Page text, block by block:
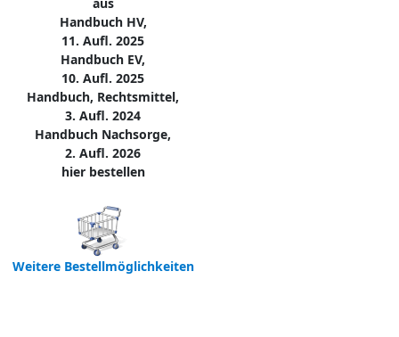
Handbuch HV,
11. Aufl. 2025
Handbuch EV,
10. Aufl. 2025
Handbuch, Rechtsmittel,
3. Aufl. 2024
Handbuch Nachsorge,
2. Aufl. 2026
hier bestellen
Weitere Bestellmöglichkeiten